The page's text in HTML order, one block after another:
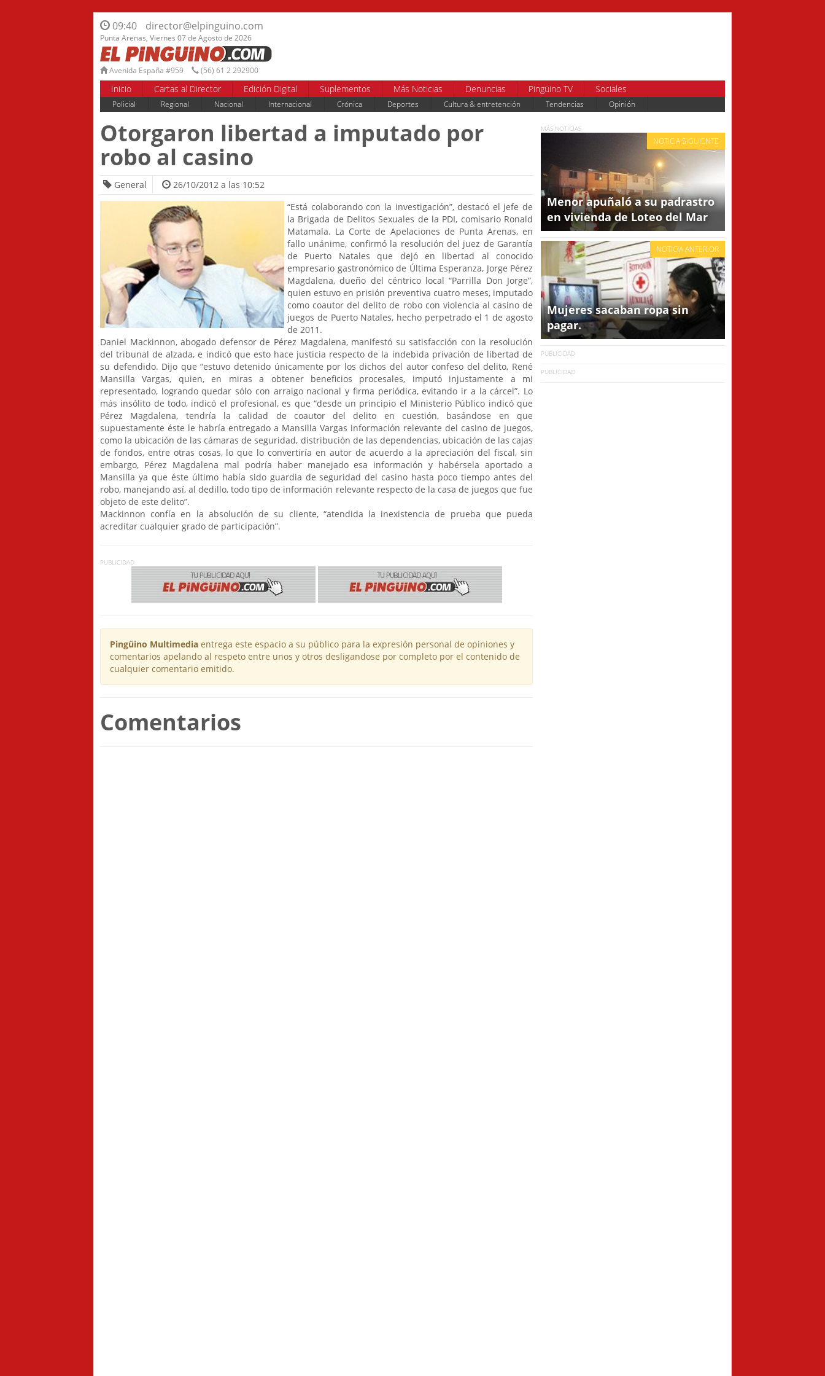
09:40 director@elpinguino.com
Punta Arenas, Viernes 07 de Agosto de 2026
Avenida España #959 (56) 61 2 292900
Inicio Cartas al Director Edición Digital Suplementos Más Noticias Denuncias Pingüino TV Sociales
Policial Regional Nacional Internacional Crónica Deportes Cultura & entretención Tendencias Opinión
Otorgaron libertad a imputado por
robo al casino
General
26/10/2012 a las 10:52
“Está colaborando con la investigación”, destacó el jefe de
la Brigada de Delitos Sexuales de la PDI, comisario Ronald
Matamala. La Corte de Apelaciones de Punta Arenas, en
fallo unánime, confirmó la resolución del juez de Garantía
de Puerto Natales que dejó en libertad al conocido
empresario gastronómico de Última Esperanza, Jorge Pérez
Magdalena, dueño del céntrico local “Parrilla Don Jorge”,
quien estuvo en prisión preventiva cuatro meses, imputado
como coautor del delito de robo con violencia al casino de
juegos de Puerto Natales, hecho perpetrado el 1 de agosto
de 2011.
Daniel Mackinnon, abogado defensor de Pérez Magdalena, manifestó su satisfacción con la resolución
del tribunal de alzada, e indicó que esto hace justicia respecto de la indebida privación de libertad de
su defendido. Dijo que “estuvo detenido únicamente por los dichos del autor confeso del delito, René
Mansilla Vargas, quien, en miras a obtener beneficios procesales, imputó injustamente a mi
representado, logrando quedar sólo con arraigo nacional y firma periódica, evitando ir a la cárcel”. Lo
más insólito de todo, indicó el profesional, es que “desde un principio el Ministerio Público indicó que
Pérez Magdalena, tendría la calidad de coautor del delito en cuestión, basándose en que
supuestamente éste le habría entregado a Mansilla Vargas información relevante del casino de juegos,
como la ubicación de las cámaras de seguridad, distribución de las dependencias, ubicación de las cajas
de fondos, entre otras cosas, lo que lo convertiría en autor de acuerdo a la apreciación del fiscal, sin
embargo, Pérez Magdalena mal podría haber manejado esa información y habérsela aportado a
Mansilla ya que éste último había sido guardia de seguridad del casino hasta poco tiempo antes del
robo, manejando así, al dedillo, todo tipo de información relevante respecto de la casa de juegos que fue
objeto de este delito”.
Mackinnon confía en la absolución de su cliente, “atendida la inexistencia de prueba que pueda
acreditar cualquier grado de participación”.
PUBLICIDAD
Pingüino Multimedia entrega este espacio a su público para la expresión personal de opiniones y
comentarios apelando al respeto entre unos y otros desligandose por completo por el contenido de
cualquier comentario emitido.
Comentarios
MÁS NOTICIAS
NOTICIA SIGUIENTE
Menor apuñaló a su padrastro
en vivienda de Loteo del Mar
NOTICIA ANTERIOR
Mujeres sacaban ropa sin
pagar.
PUBLICIDAD
PUBLICIDAD